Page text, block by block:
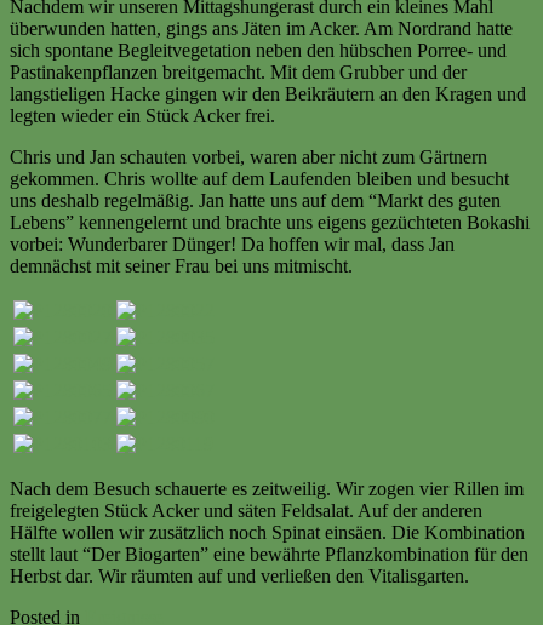
Nachdem wir unseren Mittagshungerast durch ein kleines Mahl
überwunden hatten, gings ans Jäten im Acker. Am Nordrand hatte
sich spontane Begleitvegetation neben den hübschen Porree- und
Pastinakenpflanzen breitgemacht. Mit dem Grubber und der
langstieligen Hacke gingen wir den Beikräutern an den Kragen und
legten wieder ein Stück Acker frei.
Chris und Jan schauten vorbei, waren aber nicht zum Gärtnern
gekommen. Chris wollte auf dem Laufenden bleiben und besucht
uns deshalb regelmäßig. Jan hatte uns auf dem “Markt des guten
Lebens” kennengelernt und brachte uns eigens gezüchteten Bokashi
vorbei: Wunderbarer Dünger! Da hoffen wir mal, dass Jan
demnächst mit seiner Frau bei uns mitmischt.
Nach dem Besuch schauerte es zeitweilig. Wir zogen vier Rillen im
freigelegten Stück Acker und säten Feldsalat. Auf der anderen
Hälfte wollen wir zusätzlich noch Spinat einsäen. Die Kombination
stellt laut “Der Biogarten” eine bewährte Pflanzkombination für den
Herbst dar. Wir räumten auf und verließen den Vitalisgarten.
Posted in